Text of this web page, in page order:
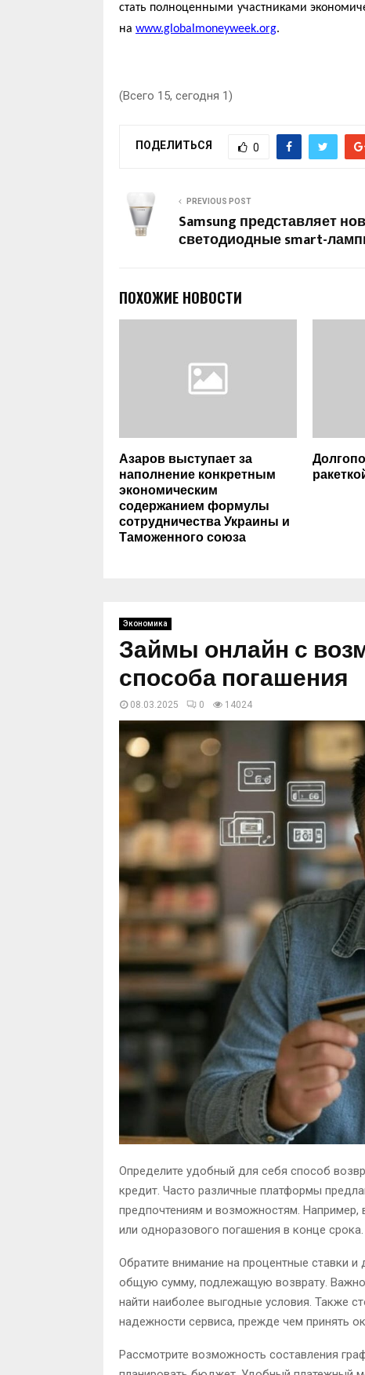
стать полноценными участниками
на www.globalmoneyweek.org.
(Всего 15, сегодня 1)
ПОДЕЛИТЬСЯ 0
PREVIOUS POST
Samsung представляет
светодиодные smart-
ПОХОЖИЕ НОВОСТИ
Азаров выступает за
наполнение конкретным
экономическим
содержанием формулы
сотрудничества Украины и
Таможенного союза
Экономика
Займы онлайн с
способа погашения
08.03.2025 0 14024
Определите удобный для себя способ
кредит. Часто различные платформы
предпочтениям и возможностям.
или одноразового погашения в конце
Обратите внимание на процентные ставки
общую сумму, подлежащую возврату. Важно
найти наиболее выгодные условия. Также
надежности сервиса, прежде чем принять
Рассмотрите возможность составления